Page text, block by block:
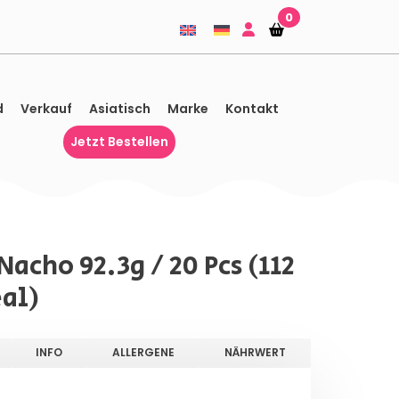
Einkaufskorb
Einkaufskorb
0
Verkauf Asiatisch Marke
Kontakt
Jetzt Bestellen
92.3g / 20 Pcs (112
INFO ALLERGENE NÄHRWERT